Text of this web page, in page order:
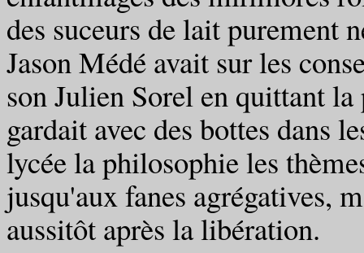
des suceurs de lait purement
Jason Médé avait sur les
son Julien Sorel en quittant
gardait avec des bottes dans
lycée la philosophie les
jusqu'aux fanes agrégatives,
aussitôt après la libération.